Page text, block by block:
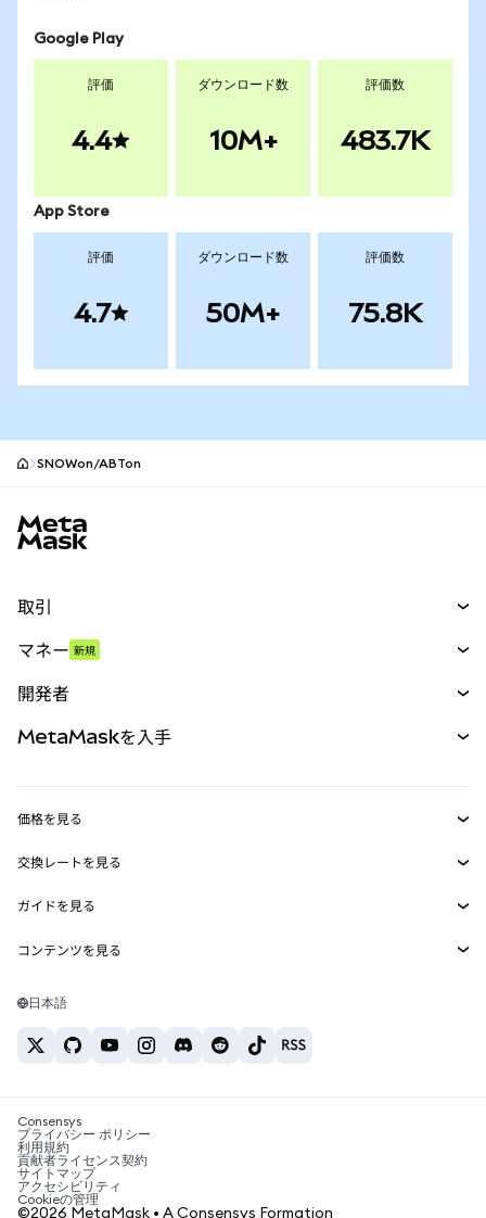
Google Play
評価
4.4
ダウンロード数
10M+
評価数
483.7K
App Store
評価
4.7
ダウンロード数
50M+
評価数
75.8K
SNOWon/ABTon
取引
パーペチュアル
RWA
マネー 新規
開発者
MetaMask Connect
Snaps
Web3サービス
MetaMaskを入手
セキュリティ
サポート
キャリア
お問い合わせ
価格を見る
イーサリアムの価格
Solanaの価格
Tetherの価格
交換レートを見る
ETH→USD
USDT→INR
BTC→INR
ETH→USDT
ガイドを見る
ETHの購入
USDTの購入
SHIBの購入
BNBの購入
コンテンツを見る
Solanaウォレット
税制関連ニュース
暗号資産の購入方法は？
ビットコインを売るには？
日本語
Consensys
プライバシー ポリシー
利用規約
貢献者ライセンス契約
サイトマップ
アクセシビリティ
Cookieの管理
©2026 MetaMask • A Consensys Formation